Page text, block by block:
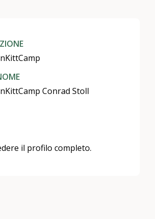
Conrad Stoll
il profilo completo.